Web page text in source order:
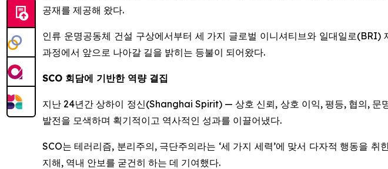
공재를 제공해 왔다.
인류 운명공동체 건설 구상에서부터 세 가지 글로벌 이니셔티브와 일대일로
과정에서 앞으로 나아갈 길을 밝히는 등불이 되어왔다.
SCO 회담에 기반한 역량 결집
지난 24년간 상하이 정신(Shanghai Spirit) — 상호 신뢰, 상호 이익, 평등, 협의,
발전을 모색하며 획기적이고 역사적인 성과를 이끌어냈다.
SCO는 테러리즘, 분리주의, 극단주의라는 ‘세 가지 세력’에 맞서 다자적 행동을
지해, 역내 안보를 굳건히 하는 데 기여했다.